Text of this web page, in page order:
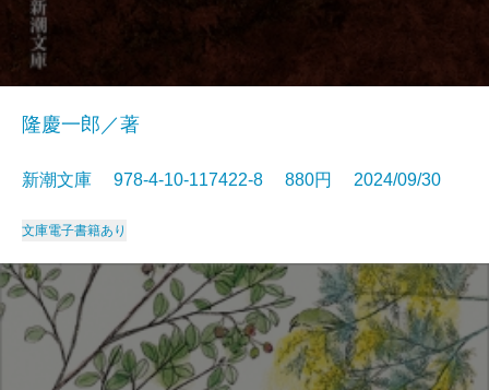
隆慶一郎／著
新潮文庫 978-4-10-117422-8 880円 2024/09/30
文庫電子書籍あり